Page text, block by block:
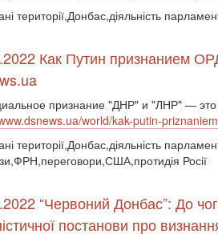
території,Донбас,діяльність
Как Путин признанием
признание "ДНР" и "ЛНР" — это
world/kak-putin-
території,Донбас,діяльність
Росії
“Червоний Донбас”: До
постанови про